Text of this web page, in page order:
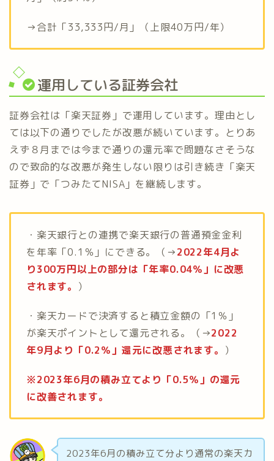
→合計「33,333円/月」（上限40万円/年）
運用している証券会社
証券会社は「楽天証券」で運用しています。理由とし
ては以下の通りでしたが改悪が続いています。とりあ
えず８月までは今まで通りの還元率で問題なさそうな
ので致命的な改悪が発生しない限りは引き続き「楽天
証券」で「つみたてNISA」を継続します。
・楽天銀行との連携で楽天銀行の普通預金金利
を年率「0.1％」にできる。（→2022年4月よ
り300万円以上の部分は「年率0.04％」に改悪
されます。 ）
・楽天カードで決済すると積立金額の「1％」
が楽天ポイントとして還元される。（→2022
年9月より「0.2％」還元に改悪されます。 ）
※2023年6月の積み立てより「0.5％」の還元
に改善されます。
2023年6月の積み立て分より通常の楽天カ